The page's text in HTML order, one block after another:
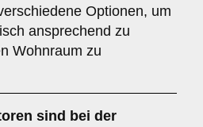
Optionen, um
ansprechend zu
Wohnraum zu
sind bei der